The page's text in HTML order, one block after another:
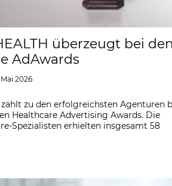
überzeugt bei
AdAwards
2026
zu den erfolgreichsten Agenturen
Healthcare Advertising Awards. Die
Spezialisten erhielten insgesamt 58